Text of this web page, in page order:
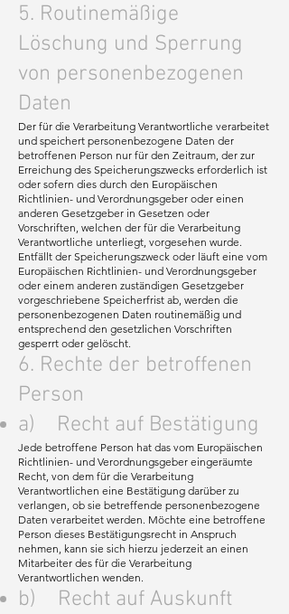
5. Routinemäßige
Löschung und Sperrung
von personenbezogenen
Daten
Der für die Verarbeitung Verantwortliche verarbeitet
und speichert personenbezogene Daten der
betroffenen Person nur für den Zeitraum, der zur
Erreichung des Speicherungszwecks erforderlich ist
oder sofern dies durch den Europäischen
Richtlinien- und Verordnungsgeber oder einen
anderen Gesetzgeber in Gesetzen oder
Vorschriften, welchen der für die Verarbeitung
Verantwortliche unterliegt, vorgesehen wurde.
Entfällt der Speicherungszweck oder läuft eine vom
Europäischen Richtlinien- und Verordnungsgeber
oder einem anderen zuständigen Gesetzgeber
vorgeschriebene Speicherfrist ab, werden die
personenbezogenen Daten routinemäßig und
entsprechend den gesetzlichen Vorschriften
gesperrt oder gelöscht.
6. Rechte der betroffenen
Person
a) Recht auf Bestätigung
Jede betroffene Person hat das vom Europäischen
Richtlinien- und Verordnungsgeber eingeräumte
Recht, von dem für die Verarbeitung
Verantwortlichen eine Bestätigung darüber zu
verlangen, ob sie betreffende personenbezogene
Daten verarbeitet werden. Möchte eine betroffene
Person dieses Bestätigungsrecht in Anspruch
nehmen, kann sie sich hierzu jederzeit an einen
Mitarbeiter des für die Verarbeitung
Verantwortlichen wenden.
b) Recht auf Auskunft